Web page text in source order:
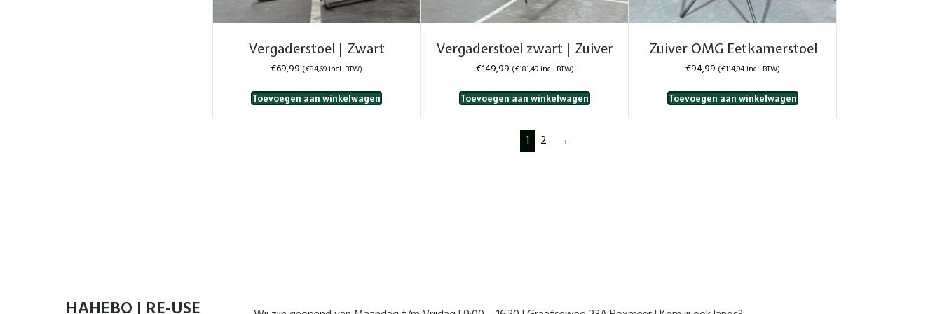
Vergaderstoel | Zwart
€69,99 (€84,69incl. BTW)
Toevoegen aan winkelwagen
Vergaderstoel zwart | Zuiver
€149,99 (€181,49incl. BTW)
Toevoegen aan winkelwagen
Zuiver OMG Eetkamerstoel
€94,99 (€114,94incl. BTW)
Toevoegen aan winkelwagen
1 2 →